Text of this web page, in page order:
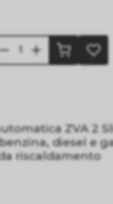
ZVA 2
benzina, diesel e
riscaldamento